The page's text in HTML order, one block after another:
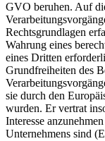
GVO beruhen. Auf
Rechtsgrundlagen
Wahrung eines
eines Dritten
Grundfreiheiten des
sie durch den
wurden. Er vertrat
Interesse
Unternehmens sind